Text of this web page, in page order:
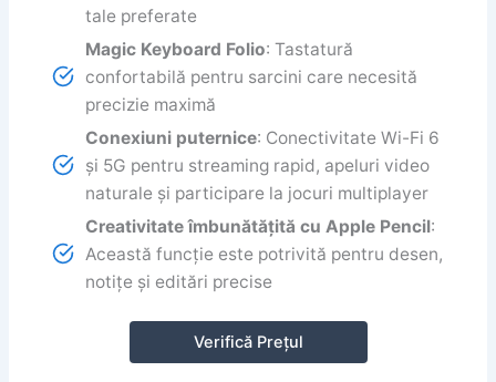
tale preferate
Magic Keyboard Folio: Tastatură
confortabilă pentru sarcini care necesită
precizie maximă
Conexiuni puternice: Conectivitate Wi-Fi 6
și 5G pentru streaming rapid, apeluri video
naturale și participare la jocuri multiplayer
Creativitate îmbunătățită cu Apple Pencil:
Această funcție este potrivită pentru desen,
notițe și editări precise
Verifică Prețul